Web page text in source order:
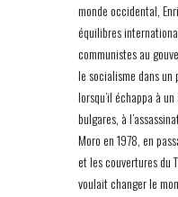
monde occidental,
équilibres
communistes au
le socialisme dans un
lorsqu’il échappa à
bulgares, à
Moro en 1978, en
et les couvertures du
voulait changer le